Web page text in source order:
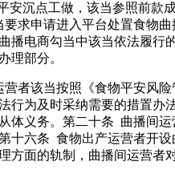
点工做，该当参照前款
求申请进入平台处置食物
电商勾当中该当依法履
理部分。
该当按照《食物平安风
为及时采纳需要的措置
义务。第二十条 曲播间
六条 食物出产运营者开
面的轨制，曲播间运营